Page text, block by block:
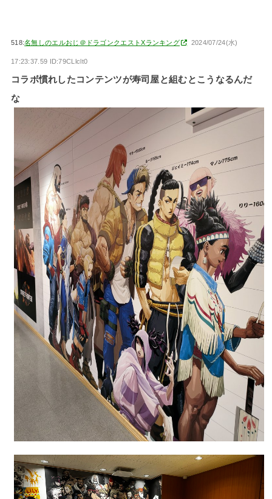
518:名無しのエルおじ＠ドラゴンクエストXランキング 2024/07/24(水)
17:23:37.59 ID:79CLlclt0
コラボ慣れしたコンテンツが寿司屋と組むとこうなるんだ
な